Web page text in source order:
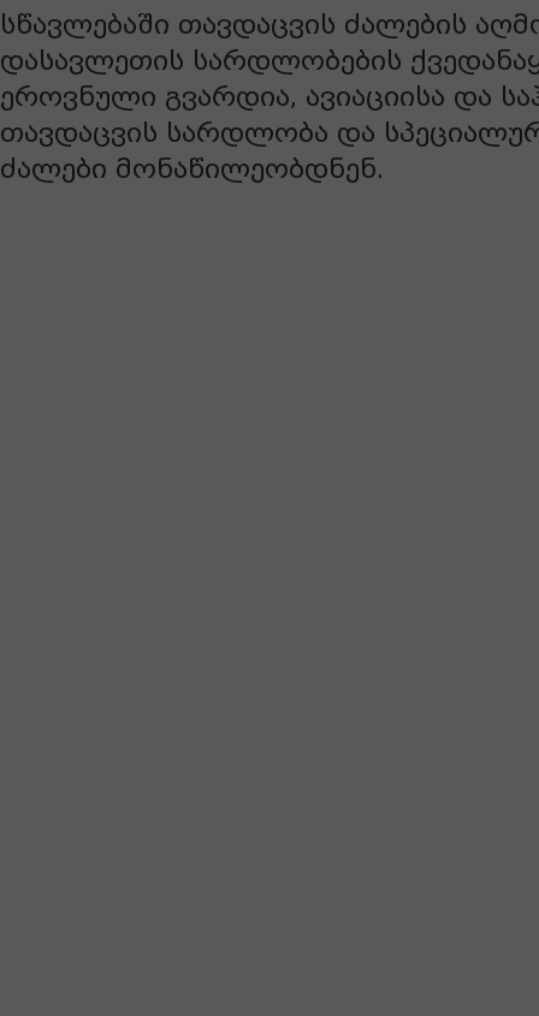
სწავლებაში თავდაცვის ძალების
დასავლეთის სარდლობების
ეროვნული გვარდია, ავიაციისა და
თავდაცვის სარდლობა და
ძალები მონაწილეობდნენ.